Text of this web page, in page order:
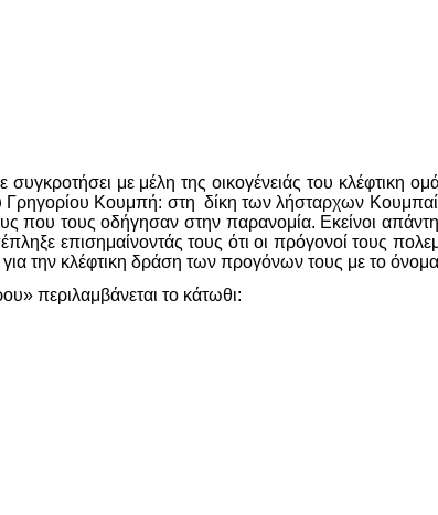
με μέλη της οικογένειάς του κλέφτικη
Γρηγορίου Κουμπή: στη δίκη των λήσταρχων
που τους οδήγησαν στην παρανομία. Εκείνοι
επισημαίνοντάς τους ότι οι πρόγονοί τους
την κλέφτικη δράση των προγόνων τους με το
περιλαμβάνεται το κάτωθι: